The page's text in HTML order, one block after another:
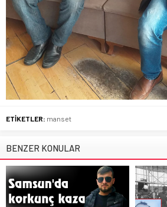
ETİKETLER: manset
BENZER KONULAR